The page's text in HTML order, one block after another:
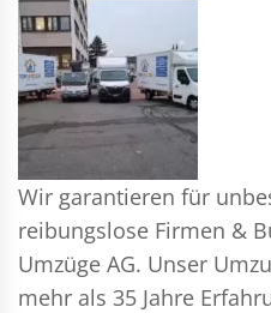
Wir garantieren für
reibungslose Firmen &
Umzüge AG. Unser
mehr als 35 Jahre